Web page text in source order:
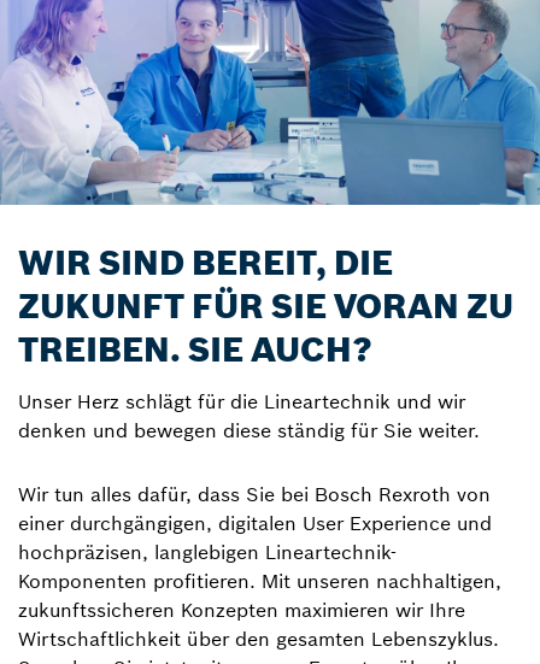
WIR SIND BEREIT, DIE
ZUKUNFT FÜR SIE VORAN ZU
TREIBEN. SIE AUCH?
Unser Herz schlägt für die Lineartechnik und wir
denken und bewegen diese ständig für Sie weiter.
Wir tun alles dafür, dass Sie bei Bosch Rexroth von
einer durchgängigen, digitalen User Experience und
hochpräzisen, langlebigen Lineartechnik-
Komponenten profitieren. Mit unseren nachhaltigen,
zukunftssicheren Konzepten maximieren wir Ihre
Wirtschaftlichkeit über den gesamten Lebenszyklus.